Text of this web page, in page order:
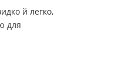
й легко,
для